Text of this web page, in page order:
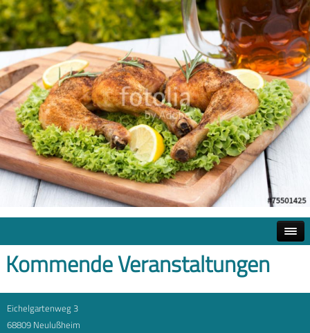
Kommende Veranstaltungen
Eichelgartenweg 3
68809 Neulußheim